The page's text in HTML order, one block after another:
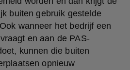
buiten gebruik gestelde
wanneer het bedrijf een
en aan de PAS-
kunnen die buiten
opnieuw